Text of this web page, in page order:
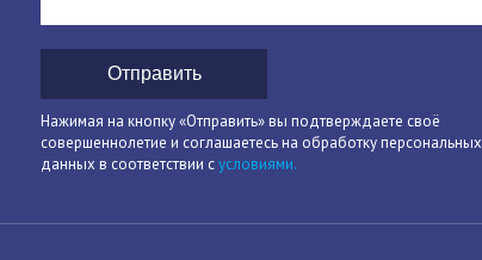
Отправить
Нажимая на кнопку «Отправить» вы подтверждаете своё
совершеннолетие и соглашаетесь на обработку персональных
данных в соответствии сусловиями.